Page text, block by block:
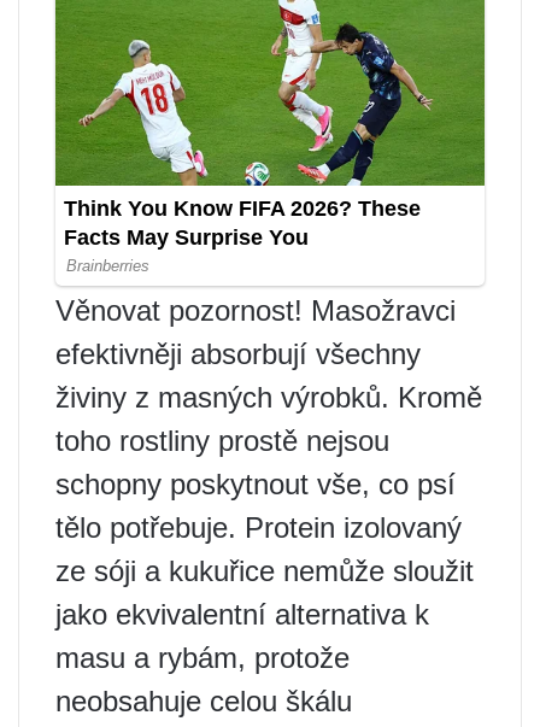
Věnovat pozornost! Masožravci
efektivněji absorbují všechny
živiny z masných výrobků. Kromě
toho rostliny prostě nejsou
schopny poskytnout vše, co psí
tělo potřebuje. Protein izolovaný
ze sóji a kukuřice nemůže sloužit
jako ekvivalentní alternativa k
masu a rybám, protože
neobsahuje celou škálu